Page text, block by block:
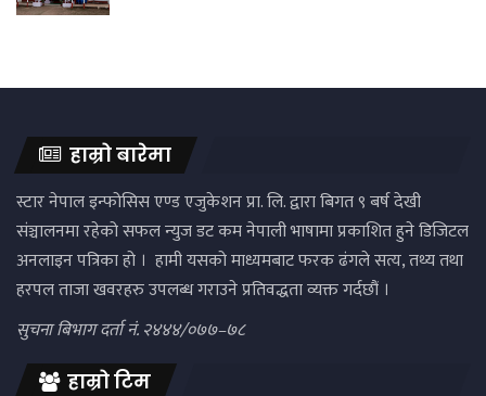
हाम्रो बारेमा
स्टार नेपाल इन्फोसिस एण्ड एजुकेशन प्रा. लि. द्वारा बिगत ९ बर्ष देखी
संञ्चालनमा रहेको सफल न्युज डट कम नेपाली भाषामा प्रकाशित हुने डिजिटल
अनलाइन पत्रिका हो । हामी यसको माध्यमबाट फरक ढंगले सत्य, तथ्य तथा
हरपल ताजा खवरहरु उपलब्ध गराउने प्रतिवद्धता व्यक्त गर्दछौं ।
सुचना बिभाग दर्ता नं. २४४४/०७७–७८
हाम्रो टिम